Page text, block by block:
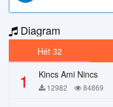
Diagram
Hét 32
1 Kincs Ami Nincs
12982 84869